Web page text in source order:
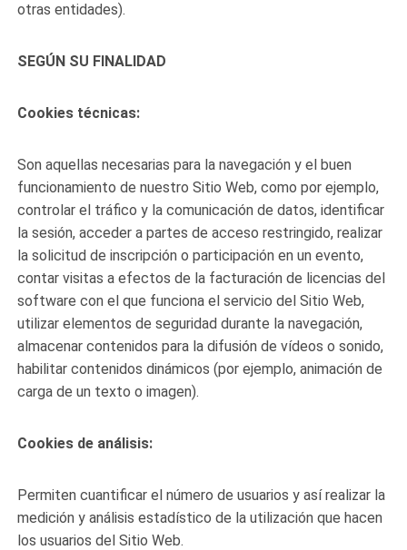
otras entidades).
SEGÚN SU FINALIDAD
Cookies técnicas:
Son aquellas necesarias para la navegación y el buen
funcionamiento de nuestro Sitio Web, como por ejemplo,
controlar el tráfico y la comunicación de datos, identificar
la sesión, acceder a partes de acceso restringido, realizar
la solicitud de inscripción o participación en un evento,
contar visitas a efectos de la facturación de licencias del
software con el que funciona el servicio del Sitio Web,
utilizar elementos de seguridad durante la navegación,
almacenar contenidos para la difusión de vídeos o sonido,
habilitar contenidos dinámicos (por ejemplo, animación de
carga de un texto o imagen).
Cookies de análisis:
Permiten cuantificar el número de usuarios y así realizar la
medición y análisis estadístico de la utilización que hacen
los usuarios del Sitio Web.